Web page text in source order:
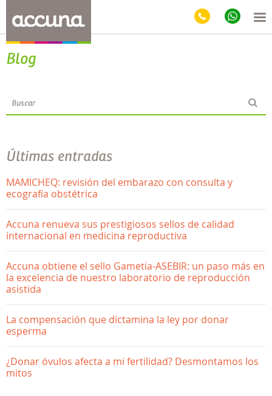
Blog
Últimas entradas
MAMICHEQ: revisión del embarazo con consulta y
ecografía obstétrica
Accuna renueva sus prestigiosos sellos de calidad
internacional en medicina reproductiva
Accuna obtiene el sello Gametia-ASEBIR: un paso más en
la excelencia de nuestro laboratorio de reproducción
asistida
La compensación que dictamina la ley por donar
esperma
¿Donar óvulos afecta a mi fertilidad? Desmontamos los
mitos